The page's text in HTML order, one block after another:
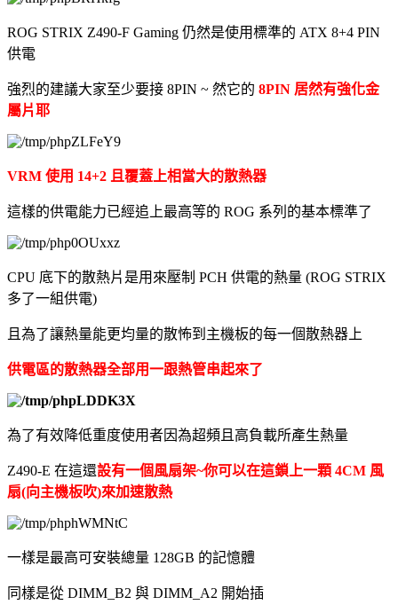
ROG STRIX Z490-F Gaming 仍然是使用標準的 ATX 8+4 PIN
供電
強烈的建議大家至少要接 8PIN ~ 然它的 8PIN 居然有強化金
屬片耶
VRM 使用 14+2 且覆蓋上相當大的散熱器
這樣的供電能力已經追上最高等的 ROG 系列的基本標準了
CPU 底下的散熱片是用來壓制 PCH 供電的熱量 (ROG STRIX
多了一組供電)
且為了讓熱量能更均量的散怖到主機板的每一個散熱器上
供電區的散熱器全部用一跟熱管串起來了
為了有效降低重度使用者因為超頻且高負載所產生熱量
Z490-E 在這還設有一個風扇架~你可以在這鎖上一顆 4CM 風
扇(向主機板吹)來加速散熱
一樣是最高可安裝總量 128GB 的記憶體
同樣是從 DIMM_B2 與 DIMM_A2 開始插